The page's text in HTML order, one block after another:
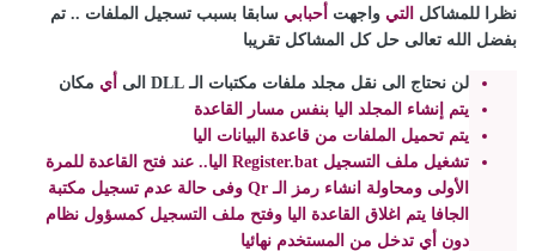
نظرا للمشاكل التي واجهت أحبابي سابقا بسبب تسجيل الملفات .. تم
بفضل الله تعالى حل كل المشاكل تقريبا
لن نحتاج الى نقل مجلد ملفات مكتبات الـ DLL الى أيمكان
يتم إنشاء المجلد اليا بنفس مسار القاعدة
يتم تحميل الملفات من قاعدة البيانات اليا
تشغيل ملف التسجيل Register.bat اليا.. عند فتح القاعدة للمرة
الأولى ومحاولة انشاء رمز الـ Qr وفى حالة عدم تسجيل مكتبة
الجافا يتم اغلاق القاعدة اليا وفتح ملف التسجيل كمسؤول نظام
دون أي تدخل من المستخدم نهائيا